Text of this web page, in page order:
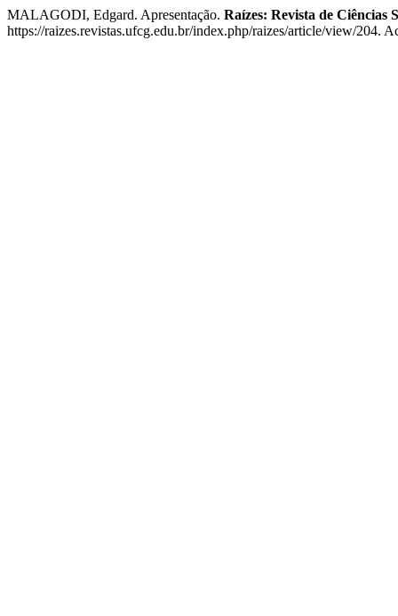
MALAGODI, Edgard. Apresentação. Raízes: Revista de Ciências
https://raizes.revistas.ufcg.edu.br/index.php/raizes/article/view/204.